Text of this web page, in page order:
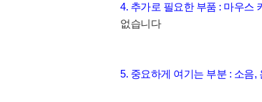
4. 추가로 필요한 부품 : 마우스
없습니다
5. 중요하게 여기는 부분 : 소음,